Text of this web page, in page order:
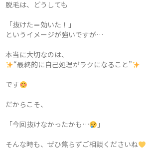
脱毛は、どうしても
「抜けた＝効いた！」
というイメージが強いですが…
本当に大切なのは、
“最終的に自己処理がラクになること”
です
だからこそ、
「今回抜けなかったかも…
」
そんな時も、ぜひ焦らずご相談くださいね